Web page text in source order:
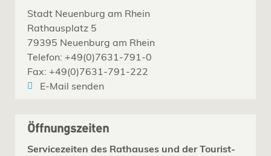
Stadt Neuenburg am Rhein
Rathausplatz 5
79395 Neuenburg am Rhein
Telefon: +49(0)7631-791-0
Fax: +49(0)7631-791-222
E-Mail senden
Öffnungszeiten
Servicezeiten des Rathauses und der Tourist-